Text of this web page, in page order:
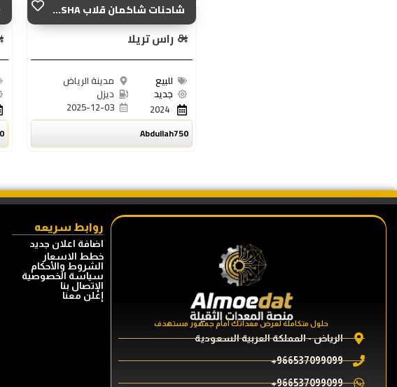
شاحنات شاكمان قلاب SHA...
راس تريلا
للبيع
جديد
2024
مدينة الرياض
ديزل
2025-12-03
Abdullah750
حلول متكاملة لعرض معداتك أمام جمهور مستهدف
الرياض - المملكة العربية السعودية
966537099099+
966537099099+
روابط سريعه
اضافة اعلان جديد
خطط الاسعار
الشروط والأحكام
سياسة الخصوصية
الإتصال بنا
إعلن معنا